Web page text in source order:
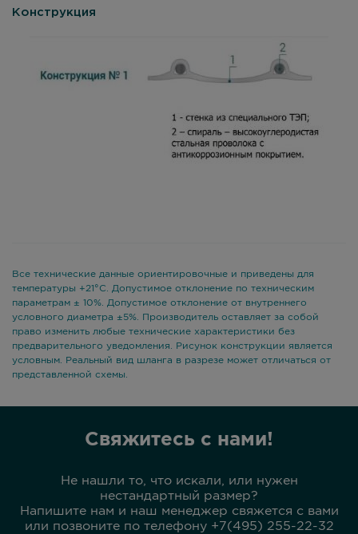
Конструкция
Все технические данные ориентировочные и приведены для
температуры +21°С. Допустимое отклонение по техническим
параметрам ± 10%. Допустимое отклонение от внутреннего
условного диаметра ±5%. Производитель оставляет за собой
право изменить любые технические характеристики без
предварительного уведомления. Рисунок конструкции является
условным. Реальный вид шланга в разрезе может отличаться от
представленной схемы.
Свяжитесь с нами!
Не нашли то, что искали, или нужен
нестандартный размер?
Напишите нам и наш менеджер свяжется с вами
или позвоните по телефону +7(495) 255-22-32